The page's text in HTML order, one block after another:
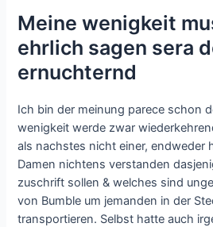
Meine wenigkeit
ehrlich sagen sera
ernuchternd
Ich bin der meinung parece schon
wenigkeit werde zwar
als nachstes nicht einer, endweder
Damen nichtens verstanden
zuschrift sollen & welches sind
von Bumble um jemanden in der
transportieren. Selbst hatte auch